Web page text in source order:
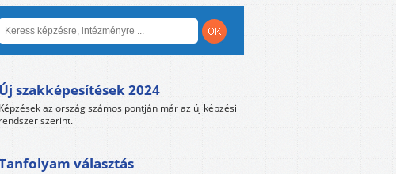
Új szakképesítések 2024
Képzések az ország számos pontján már az új képzési
rendszer szerint.
választás